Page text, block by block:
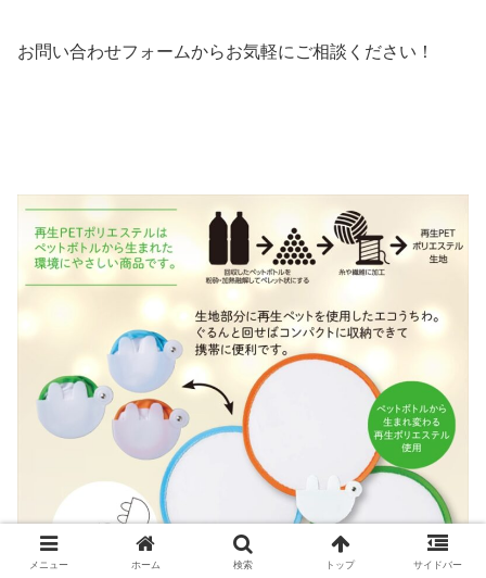
お問い合わせフォームからお気軽にご相談ください！
メニュー ホーム 検索 トップ サイドバー